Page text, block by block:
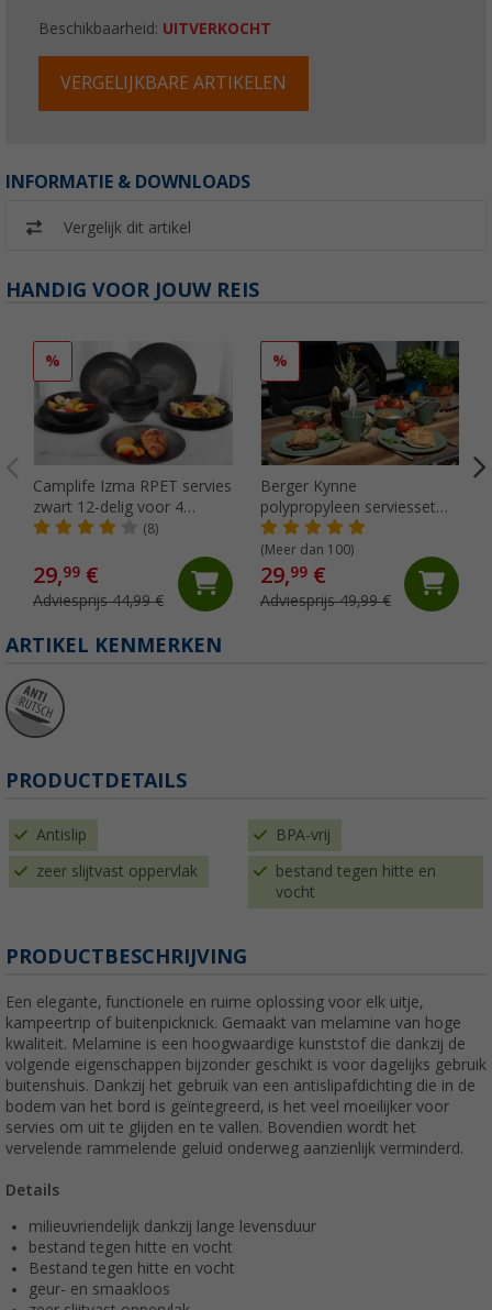
Beschikbaarheid: UITVERKOCHT
VERGELIJKBARE ARTIKELEN
INFORMATIE & DOWNLOADS
Vergelijk dit artikel
HANDIG VOOR JOUW REIS
%
Camplife Izma RPET servies
zwart 12-delig voor 4
personen
(8)
29,99 €
Adviesprijs 44,99 €
%
Berger Kynne
polypropyleen serviesset
16-delig groen voor 4
personen
(Meer dan 100)
29,99€
Adviesprijs 49,99 €
ARTIKEL KENMERKEN
PRODUCTDETAILS
Antislip BPA-vrij
zeer slijtvast oppervlak
bestand tegen hitte en
vocht
PRODUCTBESCHRIJVING
Een elegante, functionele en ruime oplossing voor elk uitje,
kampeertrip of buitenpicknick. Gemaakt van melamine van hoge
kwaliteit. Melamine is een hoogwaardige kunststof die dankzij de
volgende eigenschappen bijzonder geschikt is voor dagelijks gebruik
buitenshuis. Dankzij het gebruik van een antislipafdichting die in de
bodem van het bord is geïntegreerd, is het veel moeilijker voor
servies om uit te glijden en te vallen. Bovendien wordt het
vervelende rammelende geluid onderweg aanzienlijk verminderd.
Details
milieuvriendelijk dankzij lange levensduur
bestand tegen hitte en vocht
Bestand tegen hitte en vocht
geur- en smaakloos